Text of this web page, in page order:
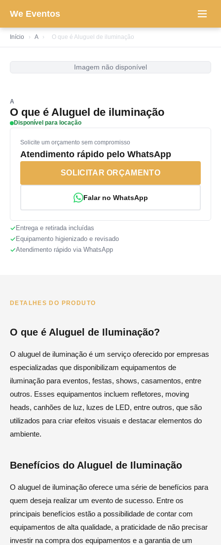
We Eventos
Início › A › O que é Aluguel de iluminação
Imagem não disponível
A
O que é Aluguel de iluminação
Disponível para locação
Solicite um orçamento sem compromisso
Atendimento rápido pelo WhatsApp
SOLICITAR ORÇAMENTO
Falar no WhatsApp
Entrega e retirada incluídas
Equipamento higienizado e revisado
Atendimento rápido via WhatsApp
DETALHES DO PRODUTO
O que é Aluguel de Iluminação?
O aluguel de iluminação é um serviço oferecido por empresas
especializadas que disponibilizam equipamentos de
iluminação para eventos, festas, shows, casamentos, entre
outros. Esses equipamentos incluem refletores, moving
heads, canhões de luz, luzes de LED, entre outros, que são
utilizados para criar efeitos visuais e destacar elementos do
ambiente.
Benefícios do Aluguel de Iluminação
O aluguel de iluminação oferece uma série de benefícios para
quem deseja realizar um evento de sucesso. Entre os
principais benefícios estão a possibilidade de contar com
equipamentos de alta qualidade, a praticidade de não precisar
investir na compra dos equipamentos e a garantia de um